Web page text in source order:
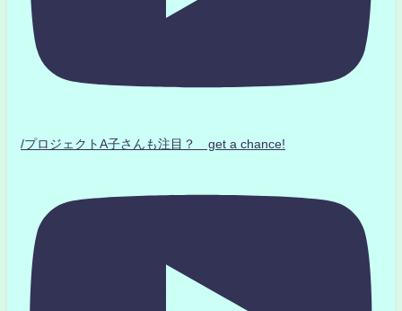
/プロジェクトA子さんも注目？ get a chance!